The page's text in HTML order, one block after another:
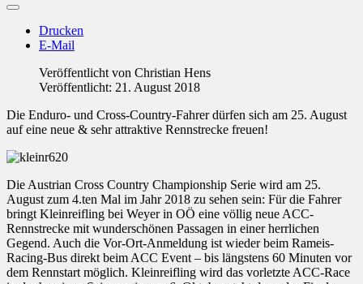
Drucken
E-Mail
Veröffentlicht von Christian Hens
Veröffentlicht: 21. August 2018
Die Enduro- und Cross-Country-Fahrer dürfen sich am 25. August
auf eine neue & sehr attraktive Rennstrecke freuen!
Die Austrian Cross Country Championship Serie wird am 25.
August zum 4.ten Mal im Jahr 2018 zu sehen sein: Für die Fahrer
bringt Kleinreifling bei Weyer in OÖ eine völlig neue ACC-
Rennstrecke mit wunderschönen Passagen in einer herrlichen
Gegend. Auch die Vor-Ort-Anmeldung ist wieder beim Rameis-
Racing-Bus direkt beim ACC Event – bis längstens 60 Minuten vor
dem Rennstart möglich. Kleinreifling wird das vorletzte ACC-Race